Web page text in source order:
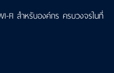
FI สำหรับองค์กร ครบวงจรในที่